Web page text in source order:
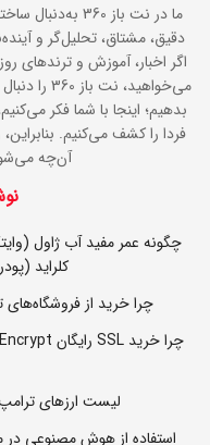
ما در نت باز
دقیق، مشتاق، تحلیل‌گر و
اگر اخبار، آموزش و ترندهای
بدهیم؛ اینجا با شما فکر
فردا را کشف می‌کنیم.
آن‌چه
چگونه عمر مفید آب ژاول
کلراید
چرا خرید از
لیست ارزهای
استفاده از هوش مصنوعی در